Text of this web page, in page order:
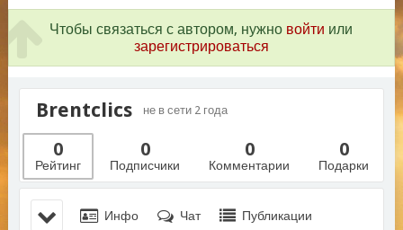
Чтобы связаться с автором, нужно войти или
зарегистрироваться
Brentclics не в сети 2 года
Рейтинг
0
Подписчики
0
Комментарии
0
Подарки
0
Инфо Чат Публикации